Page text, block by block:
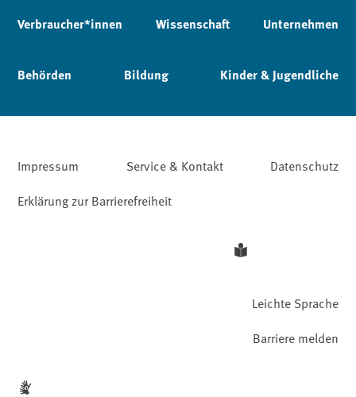
Verbraucher*innen Wissenschaft Unternehmen
Behörden Bildung Kinder & Jugendliche
Impressum Service & Kontakt
Datenschutz
Erklärung zur Barrierefreiheit
Leichte Sprache
Barriere melden